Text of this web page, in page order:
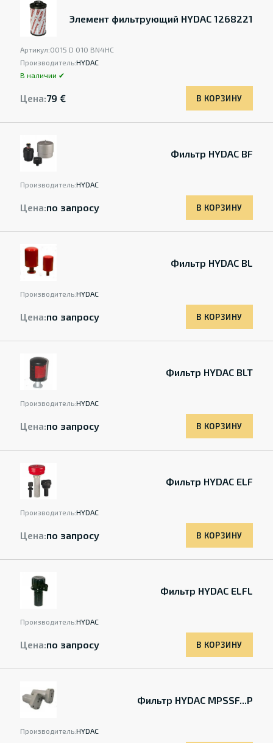
Элемент фильтрующий HYDAC 1268221
Артикул:0015 D 010 BN4HC
Производитель:HYDAC
В наличии ✔
Цена:79 € В КОРЗИНУ
Фильтр HYDAC BF
Производитель:HYDAC
Цена:по запросу В КОРЗИНУ
Фильтр HYDAC BL
Производитель:HYDAC
Цена:по запросу В КОРЗИНУ
Фильтр HYDAC BLT
Производитель:HYDAC
Цена:по запросу В КОРЗИНУ
Фильтр HYDAC ELF
Производитель:HYDAC
Цена:по запросу В КОРЗИНУ
Фильтр HYDAC ELFL
Производитель:HYDAC
Цена:по запросу В КОРЗИНУ
Фильтр HYDAC MPSSF...P
Производитель:HYDAC